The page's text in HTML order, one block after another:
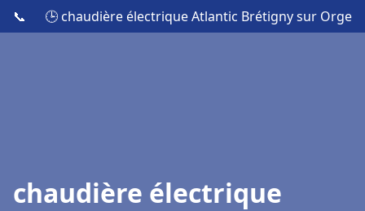
📞 🕒 chaudière électrique Atlantic Brétigny sur Orge
chaudière électrique